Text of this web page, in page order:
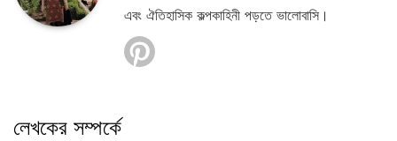
এবং ঐতিহাসিক কল্পকাহিনী পড়তে ভালোবাসি।
লেখকের সম্পর্কে